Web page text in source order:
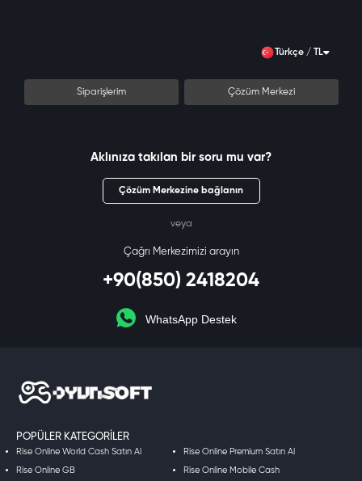
Türkçe / TL
Siparişlerim Çözüm Merkezi
Aklınıza takılan bir soru mu var?
Çözüm Merkezine bağlanın
veya
Çağrı Merkezimizi arayın
+90(850) 2418204
WhatsApp Destek
POPÜLER KATEGORILER
Rise Online World Cash Satın Al Rise Online Premium Satın Al
Rise Online GB Rise Online Mobile Cash